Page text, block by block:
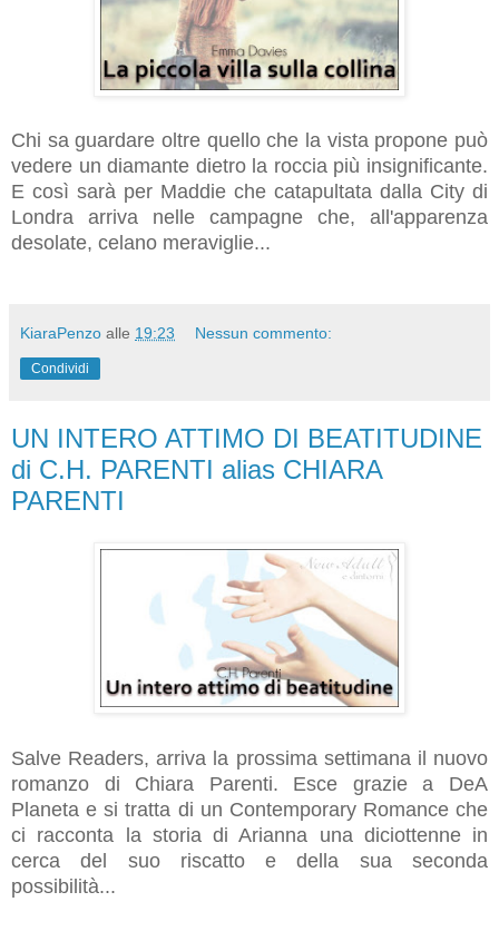
Chi sa guardare oltre quello che la vista propone può
vedere un diamante dietro la roccia più insignificante.
E così sarà per Maddie che catapultata dalla City di
Londra arriva nelle campagne che, all'apparenza
desolate, celano meraviglie...
KiaraPenzo alle 19:23 Nessun commento:
Condividi
UN INTERO ATTIMO DI BEATITUDINE
di C.H. PARENTI alias CHIARA
PARENTI
Salve Readers, arriva la prossima settimana il nuovo
romanzo di Chiara Parenti. Esce grazie a DeA
Planeta e si tratta di un Contemporary Romance che
ci racconta la storia di Arianna una diciottenne in
cerca del suo riscatto e della sua seconda
possibilità...